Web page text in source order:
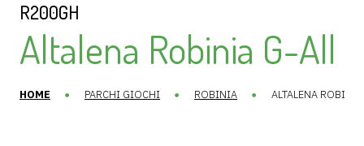
R200GH
Altalena Robinia G-All
HOME PARCHI GIOCHI ROBINIA ALTALENA